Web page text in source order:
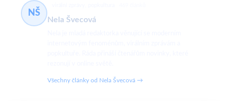
NŠ
Nela Švecová
Všechny články od Nela Švecová →